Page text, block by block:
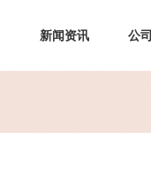
新闻资讯 公